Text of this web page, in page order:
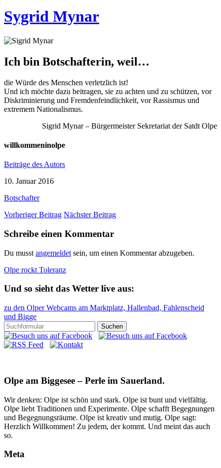
Sygrid Mynar
Ich bin Botschafterin, weil…
die Würde des Menschen verletzlich ist!
Und ich möchte dazu beitragen, sie zu achten und zu schützen, vor
Diskriminierung und Fremdenfeindlichkeit, vor Rassismus und
extremem Nationalismus.
Sigrid Mynar – Bürgermeister Sekretariat der Satdt Olpe
willkommeninolpe
Beiträge des Autors
10. Januar 2016
Botschafter
Vorheriger Beitrag Nächster Beitrag
Schreibe einen Kommentar
Du musst angemeldet sein, um einen Kommentar abzugeben.
Olpe rockt Toleranz
Und so sieht das Wetter live aus:
zu den Olper Webcams am Marktplatz, Hallenbad, Fahlenscheid
und Bigge
Olpe am Biggesee – Perle im Sauerland.
Wir denken: Olpe ist schön und stark. Olpe ist bunt und vielfältig.
Olpe liebt Traditionen und Experimente. Olpe schafft Begegnungen
und Begegnungsräume. Olpe ist kreativ und mutig. Olpe sagt:
Herzlich Willkommen! Zu jedem, der kommt. Und meint das auch
so.
Meta